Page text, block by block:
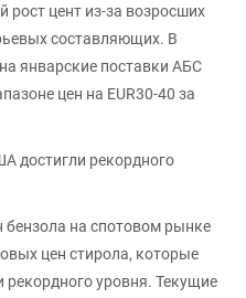
цент из-за возросших
составляющих. В
январские поставки АБС
цен на EUR30-40 за
достигли рекордного
бензола на спотовом рынке
цен стирола, которые
рекордного уровня. Текущие